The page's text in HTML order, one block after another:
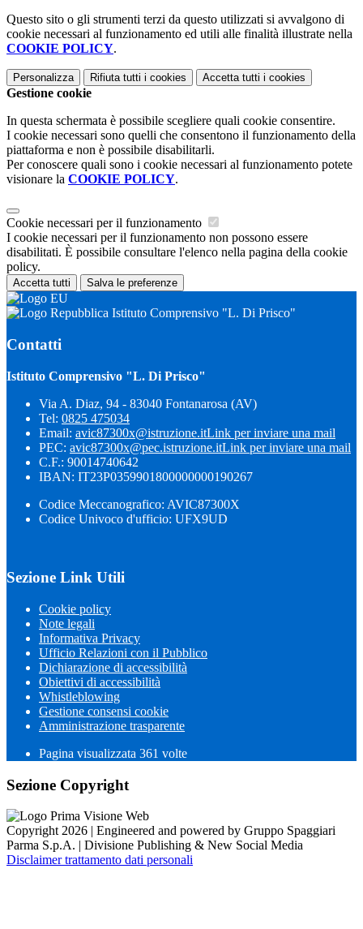
Questo sito o gli strumenti terzi da questo utilizzati si avvalgono di
cookie necessari al funzionamento ed utili alle finalità illustrate nella
COOKIE POLICY.
Personalizza Rifiuta tutti i cookies Accetta tutti i cookies
Gestione cookie
In questa schermata è possibile scegliere quali cookie consentire.
I cookie necessari sono quelli che consentono il funzionamento della
piattaforma e non è possibile disabilitarli.
Per conoscere quali sono i cookie necessari al funzionamento potete
visionare la COOKIE POLICY.
Cookie necessari per il funzionamento
I cookie necessari per il funzionamento non possono essere
disabilitati. È possibile consultare l'elenco nella pagina della cookie
policy.
Accetta tutti Salva le preferenze
Istituto Comprensivo "L. Di Prisco"
Contatti
Istituto Comprensivo "L. Di Prisco"
Via A. Diaz, 94 - 83040 Fontanarosa (AV)
Tel: 0825 475034
Email: avic87300x@istruzione.itLink per inviare una mail
PEC: avic87300x@pec.istruzione.itLink per inviare una mail
C.F.: 90014740642
IBAN: IT23P0359901800000000190267
Codice Meccanografico: AVIC87300X
Codice Univoco d'ufficio: UFX9UD
Sezione Link Utili
Cookie policy
Note legali
Informativa Privacy
Ufficio Relazioni con il Pubblico
Dichiarazione di accessibilità
Obiettivi di accessibilità
Whistleblowing
Gestione consensi cookie
Amministrazione trasparente
Pagina visualizzata 361 volte
Sezione Copyright
Copyright 2026 | Engineered and powered by Gruppo Spaggiari
Parma S.p.A. | Divisione Publishing & New Social Media
Disclaimer trattamento dati personali